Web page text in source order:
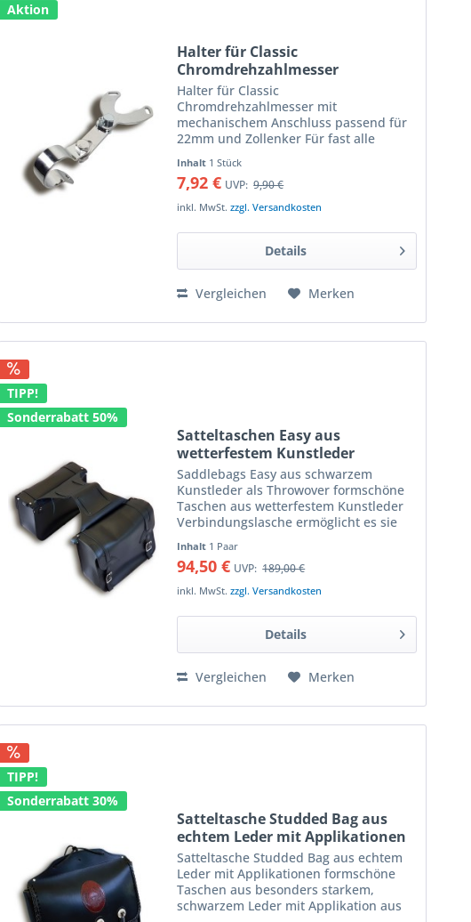
Aktion
Halter für Classic
Chromdrehzahlmesser
Halter für Classic
Chromdrehzahlmesser mit
mechanischem Anschluss passend für
22mm und Zollenker Für fast alle
mm Rohrlenker verwendbar leicht zu
montieren. Aufnahmeabstand der
Verschraubungen am...
Inhalt 1 Stück
7,92 € UVP: 9,90 €
inkl. MwSt.zzgl. Versandkosten
Details
Vergleichen Merken
TIPP!
Sonderrabatt 50%
Satteltaschen Easy aus
wetterfestem Kunstleder
Saddlebags Easy aus schwarzem
Kunstleder als Throwover formschöne
Taschen aus wetterfestem Kunstleder
Verbindungslasche ermöglicht es sie
legen Außenmaß ca. 36 x 28 x 13 cm
nachgiebiges Material...
Inhalt 1 Paar
94,50 € UVP: 189,00 €
inkl. MwSt.zzgl. Versandkosten
Details
Vergleichen Merken
TIPP!
Sonderrabatt 30%
Satteltasche Studded Bag aus
echtem Leder mit Applikationen
Satteltasche Studded Bag aus echtem
Leder mit Applikationen formschöne
Taschen aus besonders starkem,
schwarzem Leder mit Applikation aus